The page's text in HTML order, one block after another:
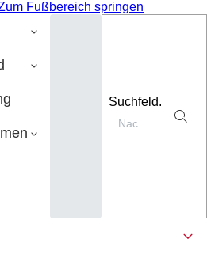
Fußbereich springen
Suchfeld.